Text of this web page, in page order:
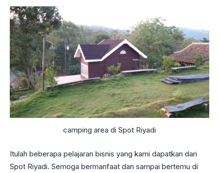
camping area di Spot Riyadi
Itulah beberapa pelajaran bisnis yang kami dapatkan dari
Spot Riyadi. Semoga bermanfaat dan sampai bertemu di